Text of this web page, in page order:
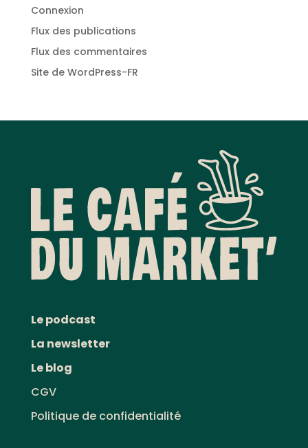
Connexion
Flux des publications
Flux des commentaires
Site de WordPress-FR
Le podcast
La newsletter
Le blog
CGV
Politique de confidentialité